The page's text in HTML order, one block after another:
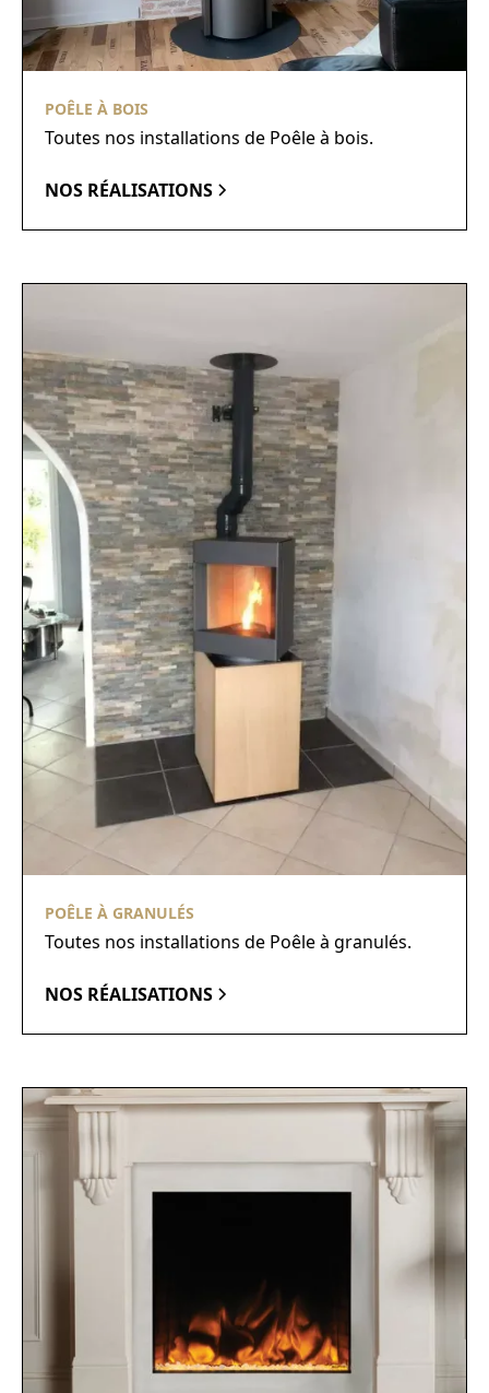
POÊLE À BOIS
Toutes nos installations de Poêle à bois.
NOS RÉALISATIONS
POÊLE À GRANULÉS
Toutes nos installations de Poêle à granulés.
NOS RÉALISATIONS